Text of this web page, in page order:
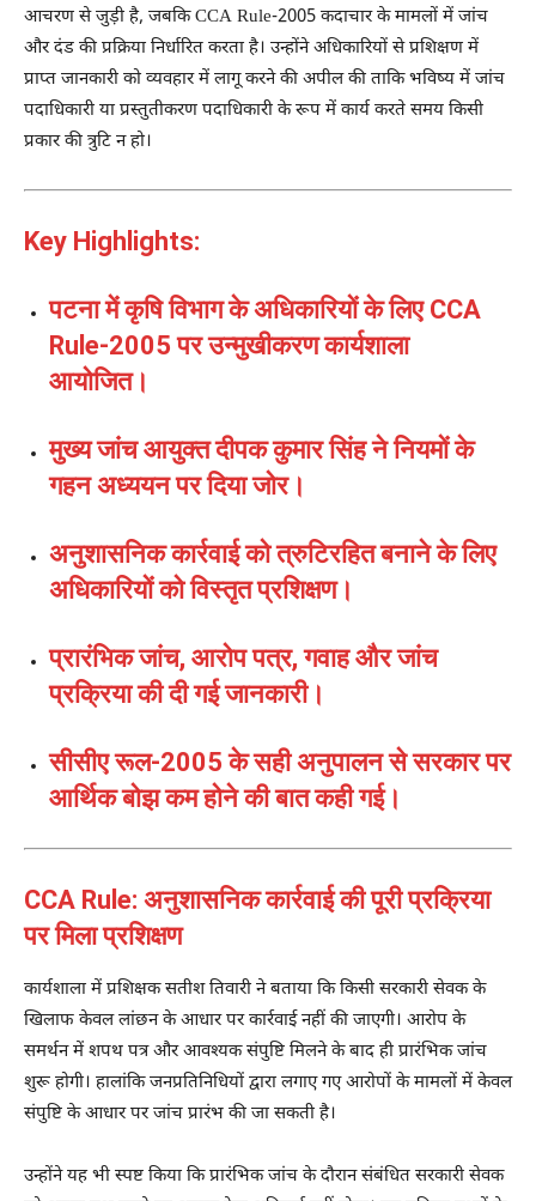
आचरण से जुड़ी है, जबकि CCA Rule-2005 कदाचार के मामलों में जांच
और दंड की प्रक्रिया निर्धारित करता है। उन्होंने अधिकारियों से प्रशिक्षण में
प्राप्त जानकारी को व्यवहार में लागू करने की अपील की ताकि भविष्य में जांच
पदाधिकारी या प्रस्तुतीकरण पदाधिकारी के रूप में कार्य करते समय किसी
प्रकार की त्रुटि न हो।
Key Highlights:
पटना में कृषि विभाग के अधिकारियों के लिए CCA
Rule-2005 पर उन्मुखीकरण कार्यशाला
आयोजित।
मुख्य जांच आयुक्त दीपक कुमार सिंह ने नियमों के
गहन अध्ययन पर दिया जोर।
अनुशासनिक कार्रवाई को त्रुटिरहित बनाने के लिए
अधिकारियों को विस्तृत प्रशिक्षण।
प्रारंभिक जांच, आरोप पत्र, गवाह और जांच
प्रक्रिया की दी गई जानकारी।
सीसीए रूल-2005 के सही अनुपालन से सरकार पर
आर्थिक बोझ कम होने की बात कही गई।
CCA Rule: अनुशासनिक कार्रवाई की पूरी प्रक्रिया
पर मिला प्रशिक्षण
कार्यशाला में प्रशिक्षक सतीश तिवारी ने बताया कि किसी सरकारी सेवक के
खिलाफ केवल लांछन के आधार पर कार्रवाई नहीं की जाएगी। आरोप के
समर्थन में शपथ पत्र और आवश्यक संपुष्टि मिलने के बाद ही प्रारंभिक जांच
शुरू होगी। हालांकि जनप्रतिनिधियों द्वारा लगाए गए आरोपों के मामलों में केवल
संपुष्टि के आधार पर जांच प्रारंभ की जा सकती है।
उन्होंने यह भी स्पष्ट किया कि प्रारंभिक जांच के दौरान संबंधित सरकारी सेवक